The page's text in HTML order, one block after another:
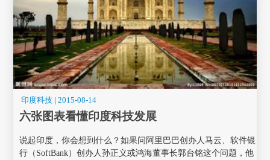
印度科技 |2015-08-14
六张图表看懂印度科技发展
说起印度，你会想到什么？如果问阿里巴巴创办人马云、软件银
行（SoftBank）创办人孙正义或鸿海董事长郭台铭这个问题，他